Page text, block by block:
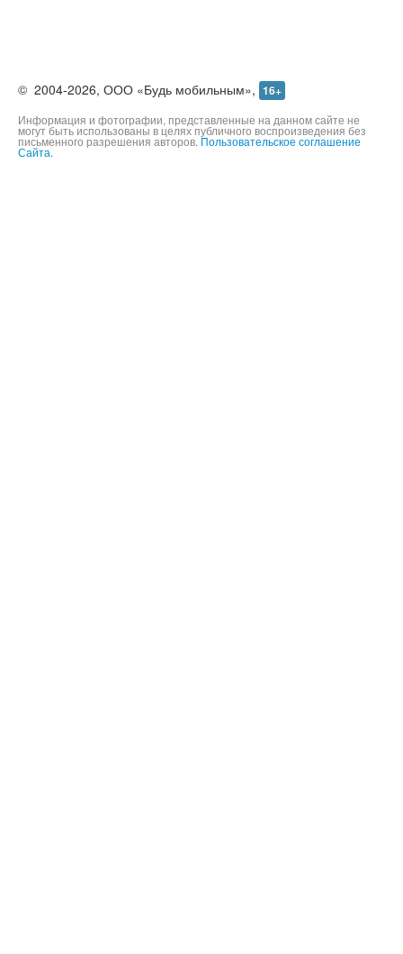
© 2004-2026, ООО «Будь мобильным», 16+
Информация и фотографии, представленные на данном сайте не
могут быть использованы в целях публичного воспроизведения без
письменного разрешения авторов. Пользовательское соглашение
Сайта.